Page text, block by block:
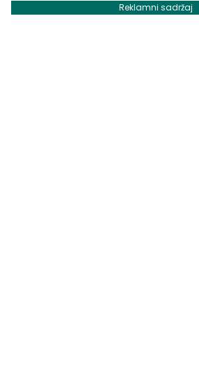
Reklamni sadržaj